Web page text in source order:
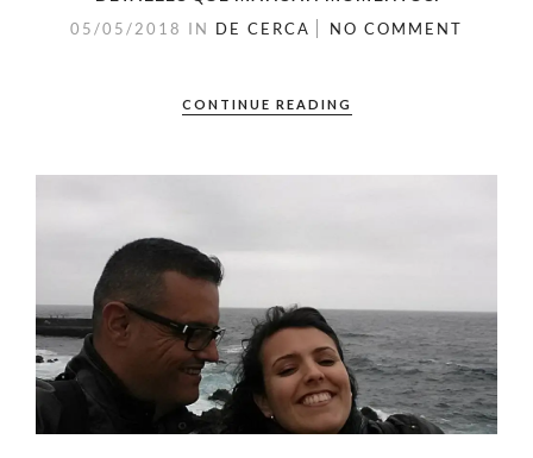
05/05/2018 IN DE CERCA NO COMMENT
CONTINUE READING